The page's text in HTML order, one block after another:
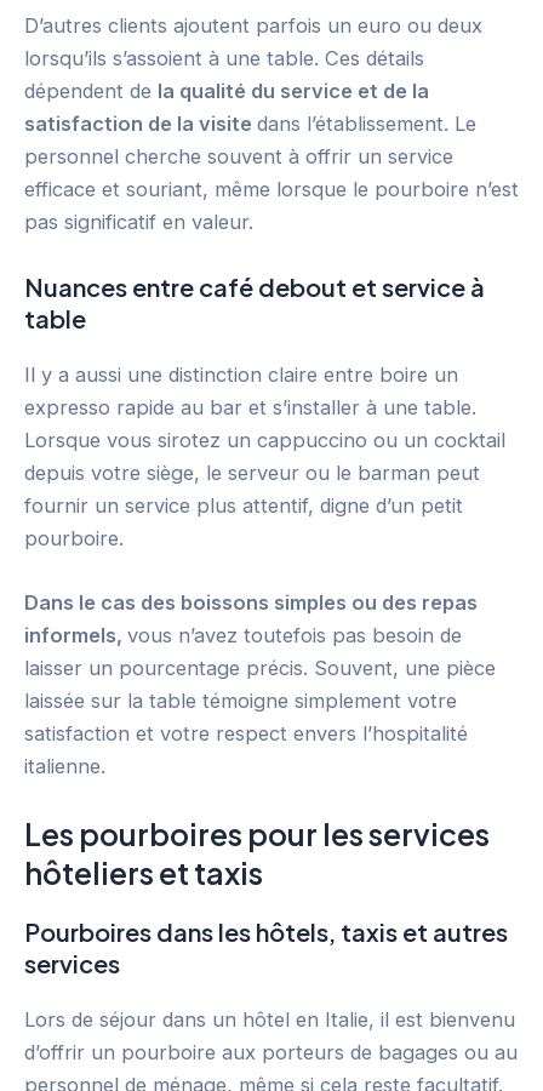
D’autres clients ajoutent parfois un euro ou deux
lorsqu’ils s’assoient à une table. Ces détails
dépendent de la qualité du service et de la
satisfaction de la visite dans l’établissement. Le
personnel cherche souvent à offrir un service
efficace et souriant, même lorsque le pourboire n’est
pas significatif en valeur.
Nuances entre café debout et service à
table
Il y a aussi une distinction claire entre boire un
expresso rapide au bar et s’installer à une table.
Lorsque vous sirotez un cappuccino ou un cocktail
depuis votre siège, le serveur ou le barman peut
fournir un service plus attentif, digne d’un petit
pourboire.
Dans le cas des boissons simples ou des repas
informels, vous n’avez toutefois pas besoin de
laisser un pourcentage précis. Souvent, une pièce
laissée sur la table témoigne simplement votre
satisfaction et votre respect envers l’hospitalité
italienne.
Les pourboires pour les services
hôteliers et taxis
Pourboires dans les hôtels, taxis et autres
services
Lors de séjour dans un hôtel en Italie, il est bienvenu
d’offrir un pourboire aux porteurs de bagages ou au
personnel de ménage, même si cela reste facultatif.